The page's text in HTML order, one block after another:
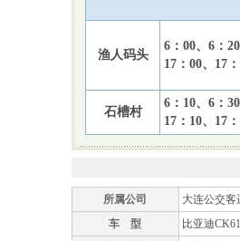
渔人码头
6：00、6：
17：00、17
石槽村
6：10、6：
17：10、17
所属公司
大连公交客
车 型
比亚迪